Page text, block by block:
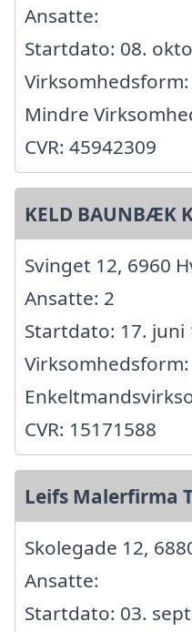
Ansatte:
Startdato: 08.
Mindre
CVR: 45942309
KELD BAUNBÆK
Svinget 12, 6960
Ansatte: 2
Startdato: 17. juni
Virksomhedsform:
CVR: 15171588
Leifs Malerfirma
Skolegade 12,
Ansatte:
Startdato: 03.